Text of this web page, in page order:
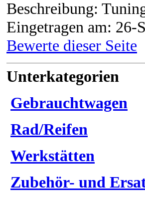
Beschreibung:
Eingetragen am:
Bewerte dieser Seite
Unterkategorien
Gebrauchtwagen
Rad/Reifen
Werkstätten
Zubehör- und